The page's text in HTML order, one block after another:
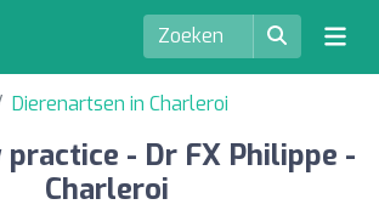
Dierenartsen in Charleroi
- Dr FX Philippe -
Charleroi